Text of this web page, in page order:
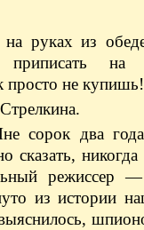
руках из
на
просто не
сорок два
никогда
режиссер
из истории